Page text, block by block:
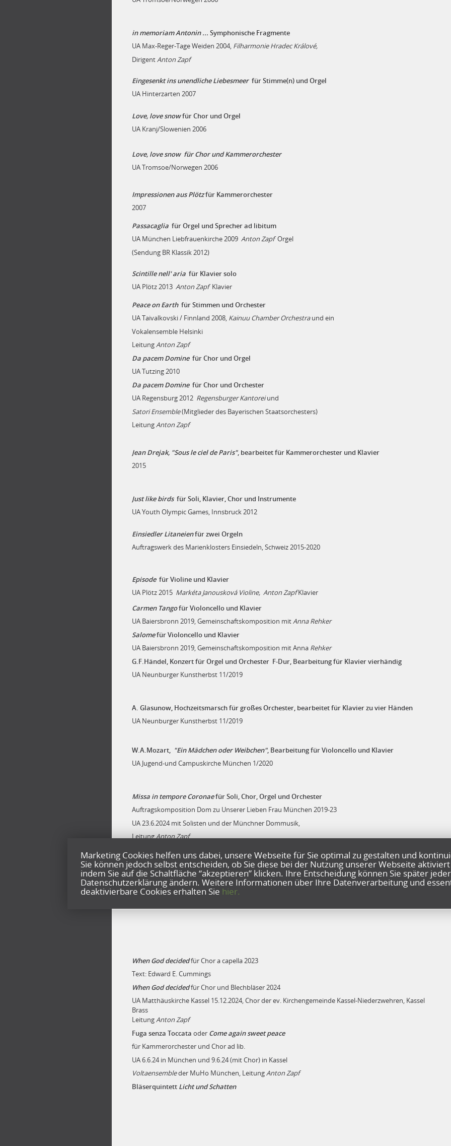
Marketing Cookies helfen uns dabei, unsere Webseite für Sie optimal zu gestalten und
Sie können jedoch selbst entscheiden, ob Sie diese bei der Nutzung unserer Webseite
indem Sie auf die Schaltfläche “akzeptieren” klicken. Ihre Entscheidung können Sie später
Datenschutzerklärung ändern. Weitere Informationen über Ihre Datenverarbeitung und
deaktivierbare Cookies erhalten Sie hier.
in memoriam Antonin ... Symphonische Fragmente
UA Max-Reger-Tage Weiden 2004, Filharmonie Hradec Králové,
Dirigent Anton Zapf
Eingesenkt ins unendliche Liebesmeer für Stimme(n) und Orgel
UA Hinterzarten 2007
Love, love snowfür Chor und Orgel
UA Kranj/Slowenien 2006
Love, love snow für Chor und Kammerorchester
UA Tromsoe/Norwegen 2006
Impressionen aus Plötzfür Kammerorchester
2007
Passacaglia für Orgel und Sprecher ad libitum
UA München Liebfrauenkirche 2009 Anton ZapfOrgel
(Sendung BR Klassik 2012)
Scintille nell' aria für Klavier solo
UA Plötz 2013 Anton ZapfKlavier
Peace on Earthfür Stimmen und Orchester
UA Taivalkovski / Finnland 2008, Kainuu Chamber Orchestraund ein
Vokalensemble Helsinki
LeitungAnton Zapf
Da pacem Dominefür Chor und Orgel
UA Tutzing 2010
Da pacem Dominefür Chor und Orchester
UA Regensburg 2012 Regensburger Kantoreiund
Satori Ensemble(Mitglieder des Bayerischen Staatsorchesters)
LeitungAnton Zapf
Jean Drejak, "Sous le ciel de Paris", bearbeitet für Kammerorchester und Klavier
2015
Just like birdsfür Soli, Klavier, Chor und Instrumente
UA Youth Olympic Games, Innsbruck 2012
Einsiedler Litaneienfür zwei Orgeln
Auftragswerk des Marienklosters Einsiedeln, Schweiz 2015-2020
Episodefür Violine und Klavier
UA Plötz 2015 Markéta Janousková Violine, Anton ZapfKlavier
Carmen Tangofür Violoncello und Klavier
UA Baiersbronn 2019, Gemeinschaftskomposition mitAnna Rehker
Salomefür Violoncello und Klavier
UA Baiersbronn 2019, Gemeinschaftskomposition mit Anna Rehker
G.F.Händel, Konzert für Orgel und Orchester F-Dur, Bearbeitung für Klavier vierhändig
UA Neunburger Kunstherbst 11/2019
A. Glasunow, Hochzeitsmarsch für großes Orchester, bearbeitet für Klavier zu vier Händen
UA Neunburger Kunstherbst 11/2019
W.A.Mozart, "Ein Mädchen oder Weibchen", Bearbeitung für Violoncello und Klavier
UA Jugend-und Campuskirche München 1/2020
Missa in tempore Coronaefür Soli, Chor, Orgel und Orchester
Auftragskomposition Dom zu Unserer Lieben Frau München 2019-23
UA 23.6.2024 mit Solisten und der Münchner Dommusik,
LeitungAnton Zapf
2022
StreichquartettMater dolorosa - Esa-Einai - Salus
When God decidedfür Chor a capella 2023
Text: Edward E. Cummings
When God decidedfür Chor und Blechbläser 2024
UA Matthäuskirche Kassel 15.12.2024, Chor der ev. Kirchengemeinde Kassel-Niederzwehren, Kassel
LeitungAnton Zapf
Fuga senza Toccata oder Come again sweet peace
für Kammerorchester und Chor ad lib.
UA 6.6.24 in München und 9.6.24 (mit Chor) in Kassel
Voltaensembleder MuHo München, LeitungAnton Zapf
Bläserquintett Licht und Schatten